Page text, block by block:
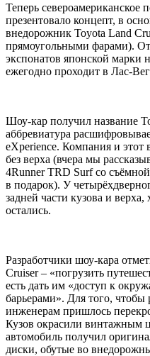
Теперь североамериканское
презентовало концепт, в
внедорожник Toyota Land
прямоугольными фарами).
экспонатов японской марки
ежегодно проходит в Лас-
Шоу-кар получил название
аббревиатура
eXperience. Компания и этот
без верха (вчера мы
4Runner TRD Surf со
в подарок). У
задней части кузова и
остались.
Разработчики шоу-кара
Cruiser – «погрузить
есть дать им «доступ к
барьерами». Для того, чтобы
инженерам пришлось
Кузов окрасили винтажным
автомобиль получил
диски, обутые во